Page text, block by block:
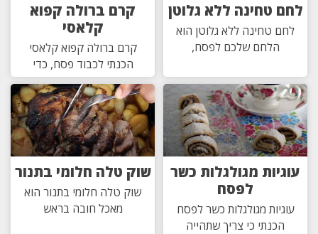
לחם טחינה ללא גלוטן
לחם טחינה ללא גלוטן הוא
הלחם שלכם לפסח,
קרם ברולה קפוא
קלאסי
קרם ברולה קפוא קלאסי
הכנתי לכבוד פסח, כדי
עוגיות מגולגלות כשר
לפסח
עוגיות מגולגלות כשר לפסח
הכנתי כי צריך שתהייה
שוק טלה חלומי בתנור
שוק טלה חלומי בתנור הוא
מאכל חובה בראש